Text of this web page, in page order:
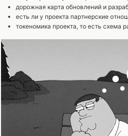
дорожная карта обновлений и
есть ли у проекта партнерские
токеномика проекта, то есть схема